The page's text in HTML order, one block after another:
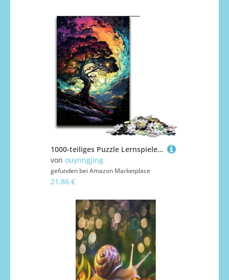
1000-teiliges Puzzle Lernspiele buntes psychedelisches Baum-Puzzle für Erwachsene Holzpuzzle für Familienspaß und Spieleabend 1000 Teile (75 x 50 cm)
von ouynngjing
gefunden bei Amazon Marketplace
21,86 €